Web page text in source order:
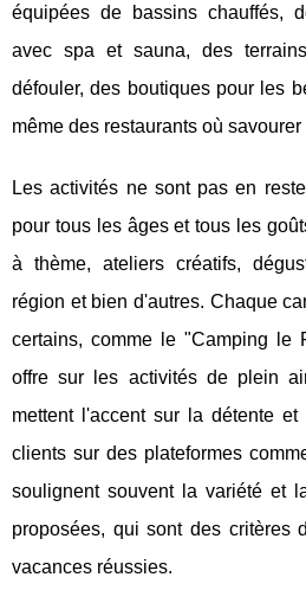
équipées de bassins chauffés,
avec spa et sauna, des
défouler, des boutiques pour les
même des restaurants où
Les activités ne sont pas en
pour tous les âges et tous les
à thème, ateliers créatifs,
région et bien d'autres. Chaque
certains, comme le "Camping le
offre sur les activités de plein
mettent l'accent sur la détente
clients sur des plateformes
soulignent souvent la variété et
proposées, qui sont des critères
vacances réussies.